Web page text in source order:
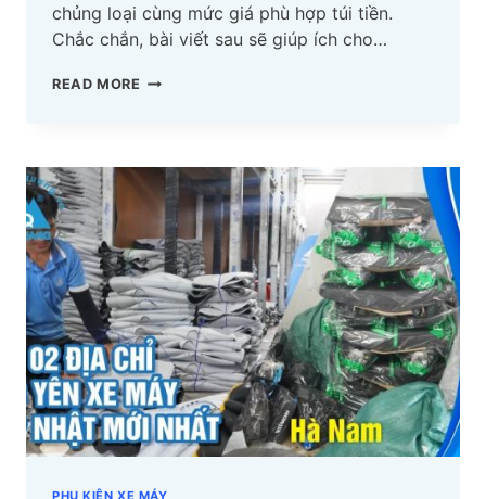
chủng loại cùng mức giá phù hợp túi tiền.
Chắc chắn, bài viết sau sẽ giúp ích cho…
READ MORE TOP
BỌC
YÊN
XE
MÁY
HẢI
DƯƠNG
CẬP
NHẬT
MỚI
NHẤT
PHỤ KIỆN XE MÁY